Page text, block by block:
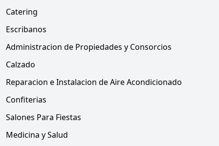
Catering
Escribanos
Administracion de Propiedades y Consorcios
Calzado
Reparacion e Instalacion de Aire Acondicionado
Confiterias
Salones Para Fiestas
Medicina y Salud